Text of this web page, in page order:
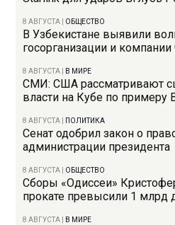
8 АВГУСТА ОБЩЕСТВО
В Узбекистане выявили
госорганизации и компании
8 АВГУСТА В МИРЕ
СМИ: США рассматривают
власти на Кубе по примеру
8 АВГУСТА ПОЛИТИКА
Сенат одобрил закон о
администрации президента
8 АВГУСТА ОБЩЕСТВО
Сборы «Одиссеи»
прокате превысили 1 млрд
8 АВГУСТА В МИРЕ